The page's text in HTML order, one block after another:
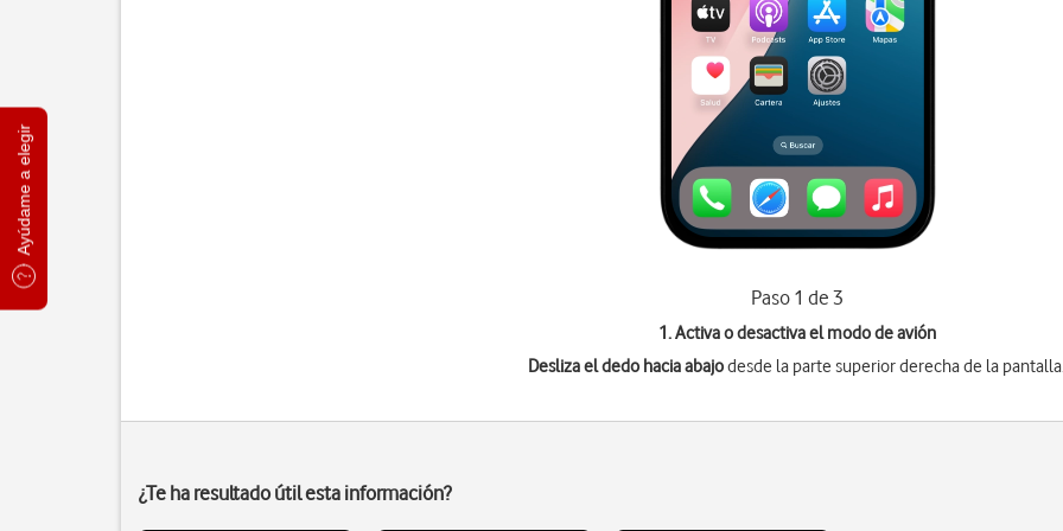
Ayúdame a elegir
Paso 1 de 3
1. Activa o desactiva el modo de avión
Desliza el dedo hacia abajodesde la parte superior derecha de la
¿Te ha resultado útil esta información?